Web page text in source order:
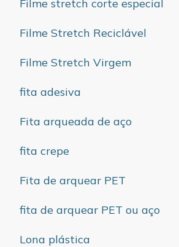
Filme stretch corte especial
Filme Stretch Reciclável
Filme Stretch Virgem
fita adesiva
Fita arqueada de aço
fita crepe
Fita de arquear PET
fita de arquear PET ou aço
Lona plástica